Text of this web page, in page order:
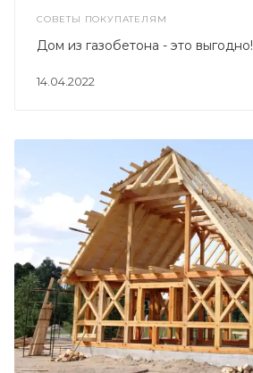
СОВЕТЫ ПОКУПАТЕЛЯМ
14.04.2022
Дом из газобетона - это выгодно!